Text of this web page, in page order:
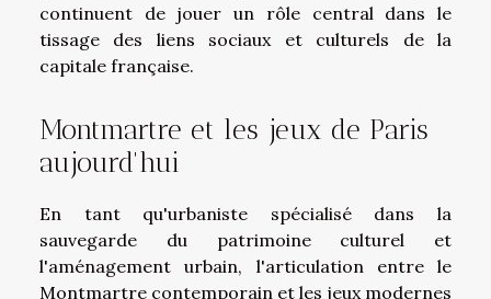
continuent de jouer un rôle central dans le
tissage des liens sociaux et culturels de la
capitale française.
Montmartre et les jeux de Paris
aujourd'hui
En tant qu'urbaniste spécialisé dans la
sauvegarde du patrimoine culturel et
l'aménagement urbain, l'articulation entre le
Montmartre contemporain et les jeux modernes